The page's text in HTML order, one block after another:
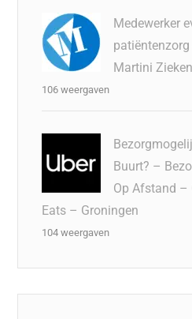
Medewerker
Martini
106 weergaven
Buurt? –
Op Afstand –
Eats – Groningen
104 weergaven